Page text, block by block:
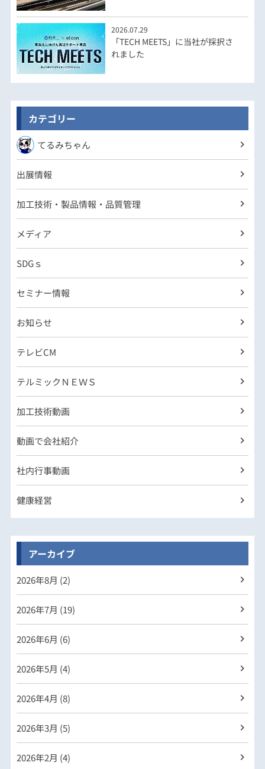
2026.07.29
「TECH MEETS」に当社が採択さ
れました
カテゴリー
てるみちゃん
出展情報
加工技術・製品情報・品質管理
メディア
SDGｓ
セミナー情報
お知らせ
テレビCM
テルミックＮＥＷＳ
加工技術動画
動画で会社紹介
社内行事動画
健康経営
アーカイブ
2026年8月 (2)
2026年7月 (19)
2026年6月 (6)
2026年5月 (4)
2026年4月 (8)
2026年3月 (5)
2026年2月 (4)